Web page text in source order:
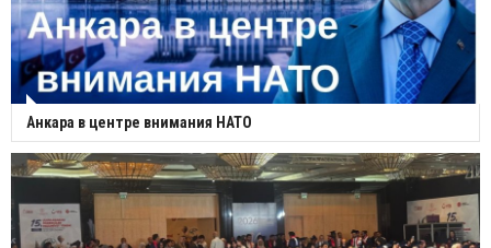
Анкара в центре внимания НАТО